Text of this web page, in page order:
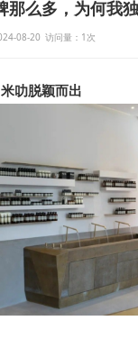
那么多，为何我
08-20 访问量：1次
叻脱颖而出